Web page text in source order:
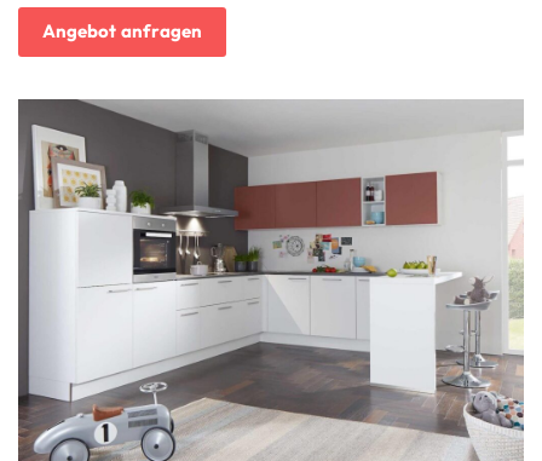
Angebot anfragen